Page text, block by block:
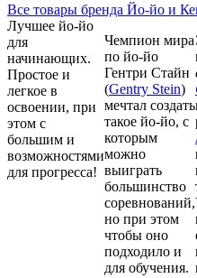
Все товары бренда Йо-йо и
Лучшее йо-йо
для
начинающих.
Простое и
легкое в
освоении, при
этом с
большим и
возможностями
для прогресса!
Чемпион мира
по йо-йо
Гентри Стайн
(Gentry Stein)
мечтал создать
такое йо-йо, с
которым
можно
выиграть
большинство
соревнований,
но при этом
чтобы оно
подходило и
для обучения.